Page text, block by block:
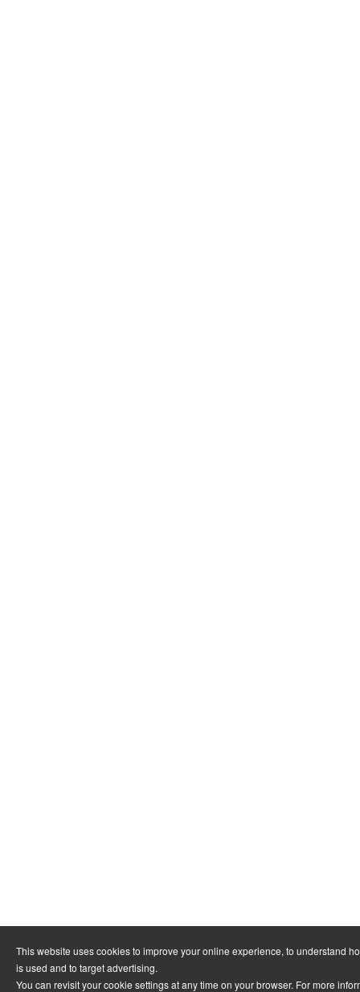
This website uses cookies to improve your online experience, to understand
is used and to target advertising.
You can revisit your cookie settings at any time on your browser. For more